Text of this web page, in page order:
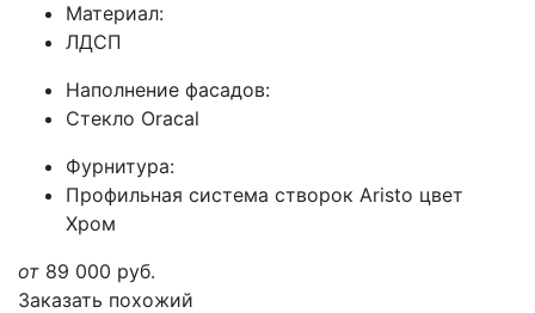
Материал:
ЛДСП
Наполнение фасадов:
Стекло Oracal
Фурнитура:
Профильная система створок Aristo цвет
Хром
от 89 000 руб.
Заказать похожий